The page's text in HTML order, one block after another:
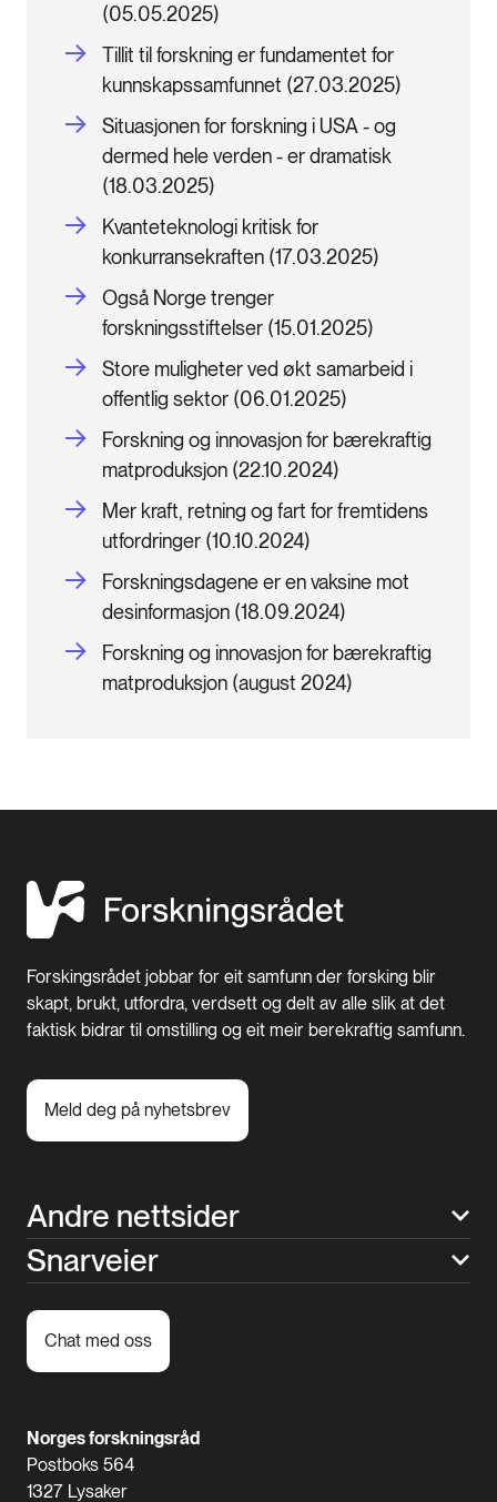
(05.05.2025)
Tillit til forskning er fundamentet for
kunnskapssamfunnet (27.03.2025)
Situasjonen for forskning i USA - og
dermed hele verden - er dramatisk
(18.03.2025)
Kvanteteknologi kritisk for
konkurransekraften (17.03.2025)
Også Norge trenger
forskningsstiftelser (15.01.2025)
Store muligheter ved økt samarbeid i
offentlig sektor (06.01.2025)
Forskning og innovasjon for bærekraftig
matproduksjon (22.10.2024)
Mer kraft, retning og fart for fremtidens
utfordringer (10.10.2024)
Forskningsdagene er en vaksine mot
desinformasjon (18.09.2024)
Forskning og innovasjon for bærekraftig
matproduksjon (august 2024)
Forskingsrådet jobbar for eit samfunn der forsking blir
skapt, brukt, utfordra, verdsett og delt av alle slik at det
faktisk bidrar til omstilling og eit meir berekraftig samfunn.
Meld deg på nyhetsbrev
Andre nettsider
Snarveier
Chat med oss
Norges forskningsråd
Postboks 564
1327 Lysaker